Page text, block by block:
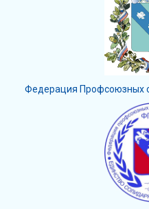
Федерация Профсоюзных